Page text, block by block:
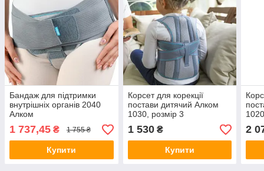
Бандаж для підтримки
внутрішніх органів 2040
Алком
1 737,45 ₴ 1 755 ₴
Купити
Корсет для корекції
постави дитячий Алком
1030, розмір 3
1 530₴
Купити
2